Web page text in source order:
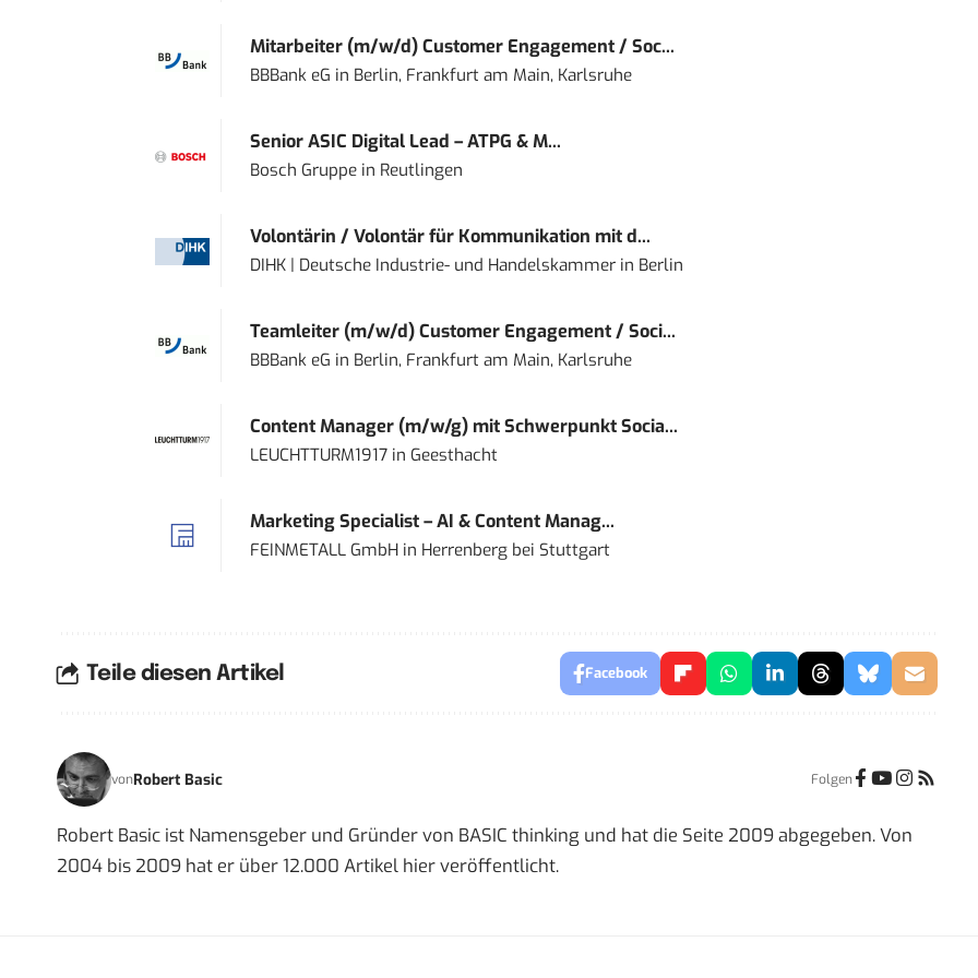
Mitarbeiter (m/w/d) Customer Engagement / Soc...
BBBank eG in Berlin, Frankfurt am Main, Karlsruhe
Senior ASIC Digital Lead – ATPG & M...
Bosch Gruppein Reutlingen
Volontärin / Volontär für Kommunikation mit d...
DIHK | Deutsche Industrie- und Handelskammerin Berlin
Teamleiter (m/w/d) Customer Engagement / Soci...
BBBank eG in Berlin, Frankfurt am Main, Karlsruhe
Content Manager (m/w/g) mit Schwerpunkt Socia...
LEUCHTTURM1917in Geesthacht
Marketing Specialist – AI & Content Manag...
FEINMETALL GmbHin Herrenberg bei Stuttgart
Teile diesen Artikel Facebook
vonRobert Basic Folgen
Robert Basic ist Namensgeber und Gründer von BASIC thinking und hat die Seite 2009 abgegeben. Von
2004 bis 2009 hat er über 12.000 Artikel hier veröffentlicht.